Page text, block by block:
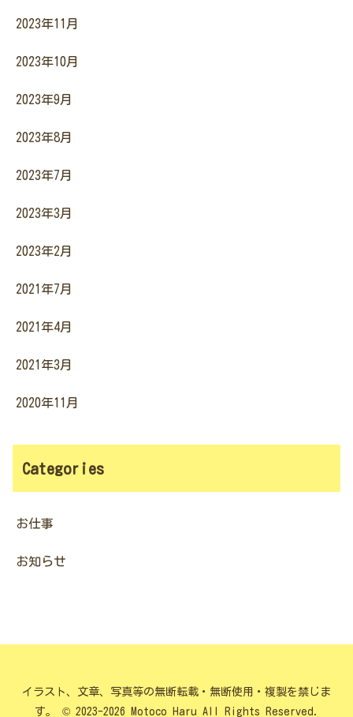
2023年11月
2023年10月
2023年9月
2023年8月
2023年7月
2023年3月
2023年2月
2021年7月
2021年4月
2021年3月
2020年11月
Categories
お仕事
お知らせ
イラスト、文章、写真等の無断転載・無断使用・複製を禁じま
す。 © 2023-2026 Motoco Haru All Rights Reserved.